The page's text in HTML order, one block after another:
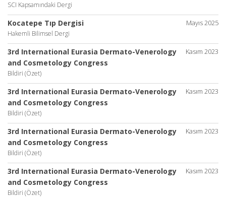
SCI Kapsamındaki Dergi
Mayıs 2025
Kocatepe Tıp Dergisi
Hakemli Bilimsel Dergi
Kasım 2023
3rd International Eurasia Dermato-Venerology
and Cosmetology Congress
Bildiri (Özet)
Kasım 2023
3rd International Eurasia Dermato-Venerology
and Cosmetology Congress
Bildiri (Özet)
Kasım 2023
3rd International Eurasia Dermato-Venerology
and Cosmetology Congress
Bildiri (Özet)
Kasım 2023
3rd International Eurasia Dermato-Venerology
and Cosmetology Congress
Bildiri (Özet)